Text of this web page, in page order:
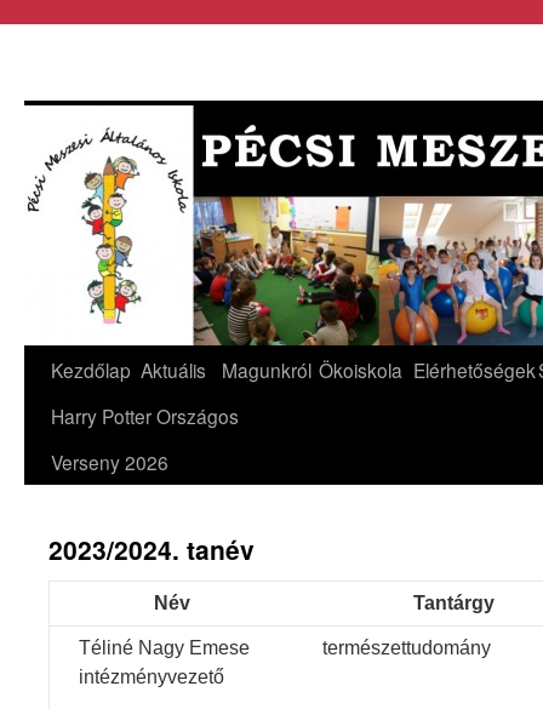
Kezdőlap Aktuális Magunkról Ökoiskola Elérhetőségek
Harry Potter Országos
Verseny 2026
2023/2024. tanév
Név Tantárgy
Téliné Nagy Emese
intézményvezető
természettudomány